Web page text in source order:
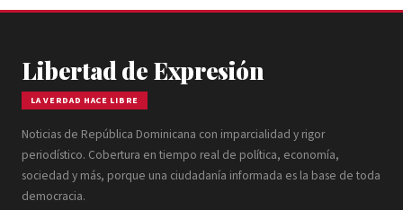
Libertad de Expresión
LA VERDAD HACE LIBRE
Noticias de República Dominicana con imparcialidad y rigor
periodístico. Cobertura en tiempo real de política, economía,
sociedad y más, porque una ciudadanía informada es la base de toda
democracia.